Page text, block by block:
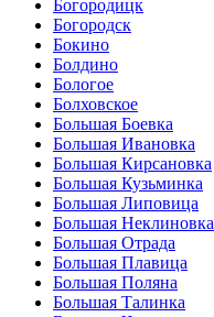
Богородицк
Богородск
Бокино
Болдино
Бологое
Болховское
Большая Боевка
Большая Ивановка
Большая Кирсановка
Большая Кузьминка
Большая Липовица
Большая Неклиновка
Большая Отрада
Большая Плавица
Большая Поляна
Большая Талинка